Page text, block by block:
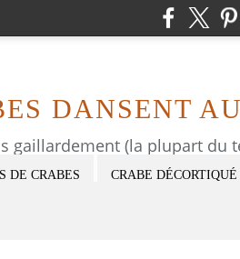
DANSENT
gaillardement (la plupart du
DE CRABES CRABE DÉCORTIQUÉ